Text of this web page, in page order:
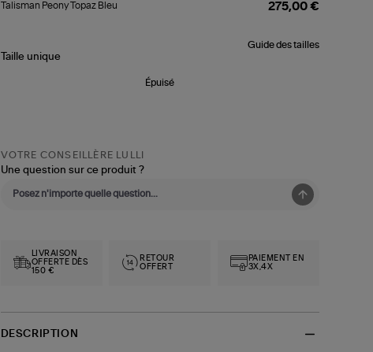
Peony
Talisman Peony Topaz Bleu 275,00 €
Guide des tailles
Taille unique
Épuisé
VOTRE CONSEILLÈRE LULLI
Une question sur ce produit ?
LIVRAISON
OFFERTE DÈS
150 €
RETOUR
OFFERT
PAIEMENT EN
3X,4X
DESCRIPTION